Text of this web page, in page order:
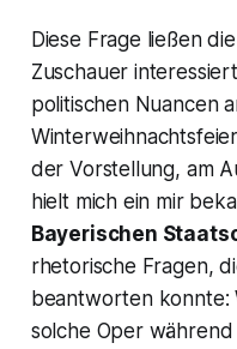
Diese Frage ließen
Zuschauer
politischen Nuancen
der Vorstellung, am
hielt mich ein mir
Bayerischen
rhetorische Fragen,
beantworten konnte:
solche Oper